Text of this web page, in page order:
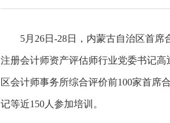
5月26日-28日，内蒙古自治区首
注册会计师资产评估师行业党委书记
区会计师事务所综合评价前100家首席
记等近150人参加培训。